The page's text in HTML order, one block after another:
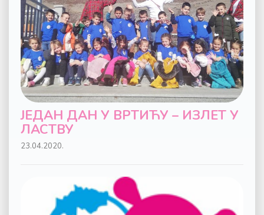
ЈЕДАН ДАН У ВРТИЋУ – ИЗЛЕТ У
ЛАСТВУ
23.04.2020.